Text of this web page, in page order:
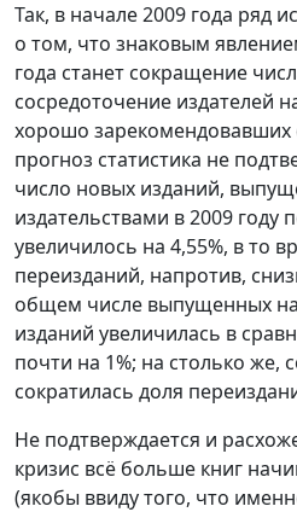
Так, в начале 2009 года ряд
о том, что знаковым
года станет сокращение
сосредоточение издателей
хорошо зарекомендовавших
прогноз статистика не
число новых изданий,
издательствами в 2009
увеличилось на 4,55%, в то
переизданий, напротив,
общем числе выпущенных
изданий увеличилась в
почти на 1%; на столько же,
сократилась доля
Не подтверждается и
кризис всё больше книг
(якобы ввиду того, что